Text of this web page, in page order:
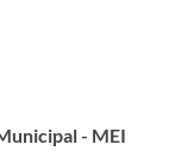
- MEI